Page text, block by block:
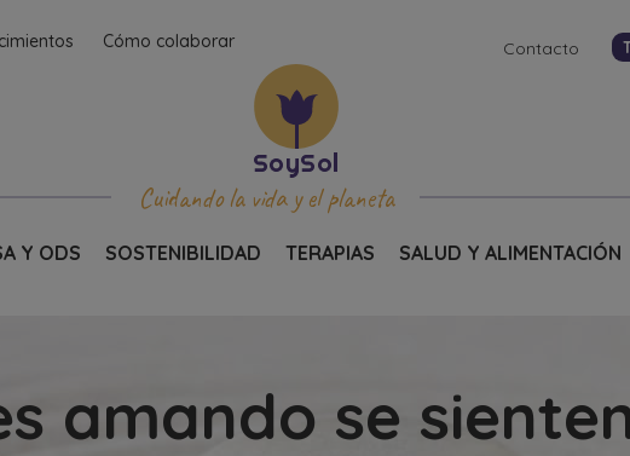
Cómo colaborar Contacto
Cuidando la vida y el planeta
Y ODS SOSTENIBILIDAD TERAPIAS SALUD Y ALIMENTACIÓN
amando se